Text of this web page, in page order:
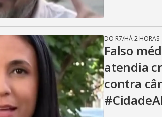
DO R7/HÁ 2 HORAS
Falso
atendia
contra